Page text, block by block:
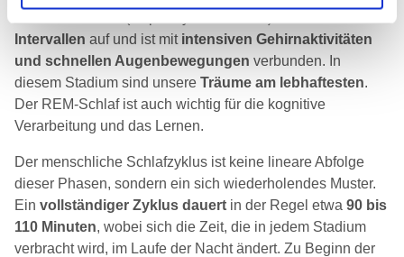
Intervallen auf und ist mit intensiven Gehirnaktivitäten
und schnellen Augenbewegungen verbunden. In
diesem Stadium sind unsere Träume am lebhaftesten.
Der REM-Schlaf ist auch wichtig für die kognitive
Verarbeitung und das Lernen.
Der menschliche Schlafzyklus ist keine lineare Abfolge
dieser Phasen, sondern ein sich wiederholendes Muster.
Ein vollständiger Zyklus dauert in der Regel etwa 90 bis
110 Minuten, wobei sich die Zeit, die in jedem Stadium
verbracht wird, im Laufe der Nacht ändert. Zu Beginn der